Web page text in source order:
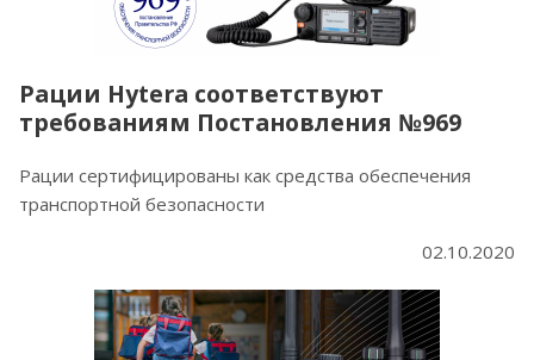
Рации Hytera соответствуют
требованиям Постановления №969
Рации сертифицированы как средства обеспечения
транспортной безопасности
02.10.2020